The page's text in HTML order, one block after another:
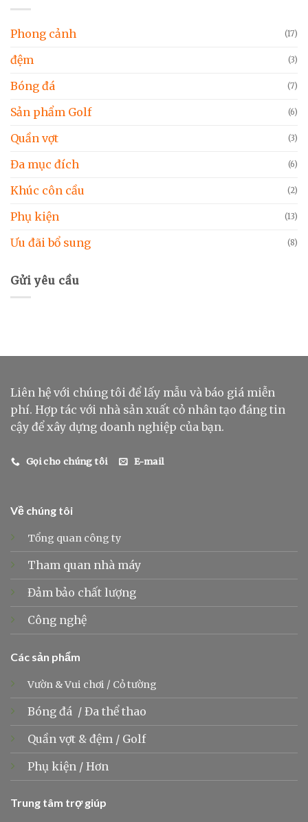
Phong cảnh (17)
đệm (3)
Bóng đá (7)
Sản phẩm Golf (6)
Quần vợt (3)
Đa mục đích (6)
Khúc côn cầu (2)
Phụ kiện (13)
Ưu đãi bổ sung (8)
Gửi yêu cầu
Liên hệ với chúng tôi để lấy mẫu và báo giá miễn
phí. Hợp tác với nhà sản xuất cỏ nhân tạo đáng tin
cậy để xây dựng doanh nghiệp của bạn.
Gọi cho chúng tôi E-mail
Về chúng tôi
Tổng quan công ty
Tham quan nhà máy
Đảm bảo chất lượng
Công nghệ
Các sản phẩm
Vườn & Vui chơi / Cỏ tường
Bóng đá / Đa thể thao
Quần vợt & đệm / Golf
Phụ kiện / Hơn
Trung tâm trợ giúp